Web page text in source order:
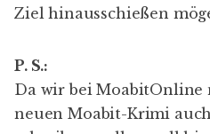
Ziel hinausschießen
P. S.:
Da wir bei
neuen Moabit-Krimi